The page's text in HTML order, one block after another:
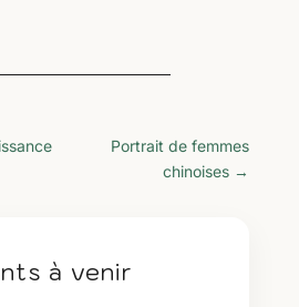
Portrait de femmes
chinoises →
à venir